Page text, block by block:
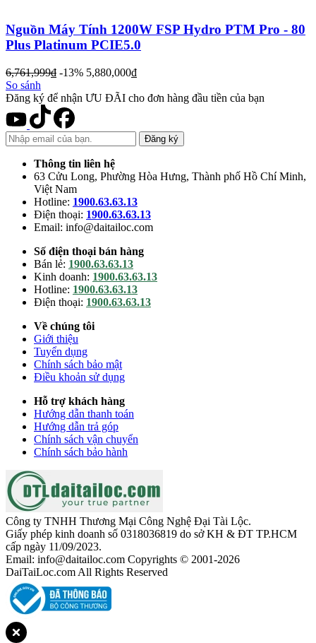
Nguồn Máy Tính 1200W FSP Hydro PTM Pro - 80
Plus Platinum PCIE5.0
6,761,999đ -13% 5,880,000đ
So sánh
Đăng ký để nhận ƯU ĐÃI cho đơn hàng đầu tiền của bạn
Đăng ký
Thông tin liên hệ
63 Cửu Long, Phường Hòa Hưng, Thành phố Hồ Chí Minh,
Việt Nam
Hotline: 1900.63.63.13
Điện thoại: 1900.63.63.13
Email: info@daitailoc.com
Số điện thoại bán hàng
Bán lẻ: 1900.63.63.13
Kinh doanh: 1900.63.63.13
Hotline: 1900.63.63.13
Điện thoại: 1900.63.63.13
Về chúng tôi
Giới thiệu
Tuyển dụng
Chính sách bảo mật
Điều khoản sử dụng
Hỗ trợ khách hàng
Hướng dẫn thanh toán
Hướng dẫn trả góp
Chính sách vận chuyển
Chính sách bảo hành
Công ty TNHH Thương Mại Công Nghệ Đại Tài Lộc.
Giấy phép kinh doanh số 0318036819 do sở KH & ĐT TP.HCM
cấp ngày 11/09/2023.
Email: info@daitailoc.com Copyrights © 2001-2026
DaiTaiLoc.com All Rights Reserved